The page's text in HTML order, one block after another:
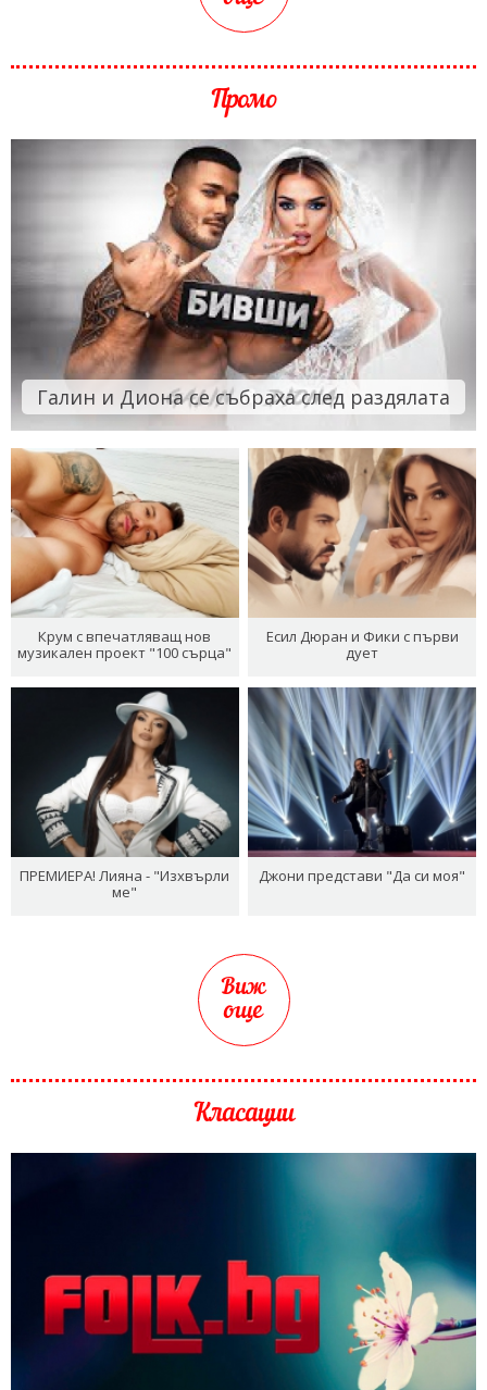
Промо
Галин и Диона се събраха след раздялата
Крум с впечатляващ нов
музикален проект "100 сърца"
Есил Дюран и Фики с първи
дует
ПРЕМИЕРА! Лияна - "Изхвърли
ме"
Джони представи "Да си моя"
Виж
още
Класации